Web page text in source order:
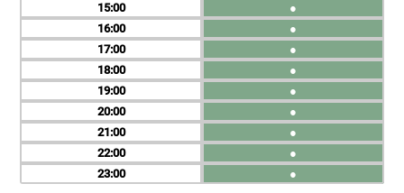
15
16
17
18
19
20
21
22
23
●
●
●
●
●
●
●
●
●